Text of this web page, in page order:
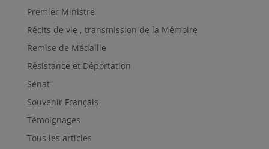
Premier Ministre
Récits de vie , transmission de la Mémoire
Remise de Médaille
Résistance et Déportation
Sénat
Souvenir Français
Témoignages
Tous les articles